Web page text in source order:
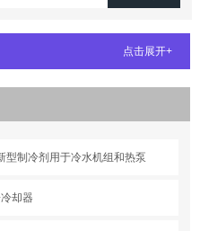
点击展开+
制冷剂用于冷水机组和热泵
却器